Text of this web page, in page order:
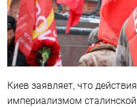
Киев заявляет, что
империализмом сталинской